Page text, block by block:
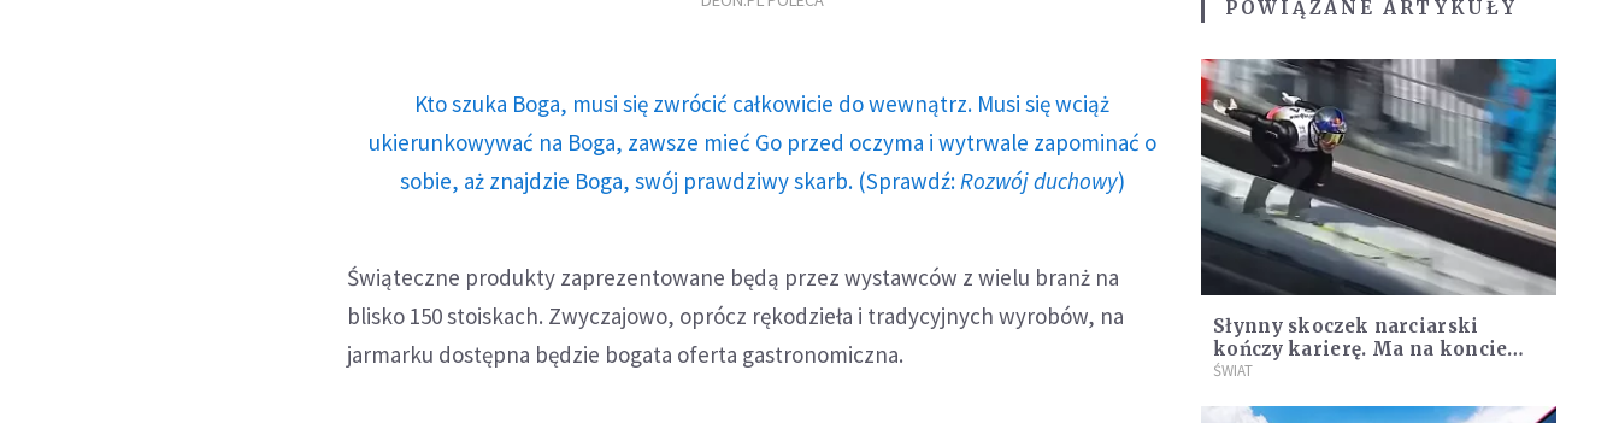
Kto szuka Boga, musi się zwrócić całkowicie do wewnątrz. Musi się wciąż
ukierunkowywać na Boga, zawsze mieć Go przed oczyma i wytrwale zapominać o
sobie, aż znajdzie Boga, swój prawdziwy skarb. (Sprawdź: Rozwój duchowy)
Świąteczne produkty zaprezentowane będą przez wystawców z wielu branż na
blisko 150 stoiskach. Zwyczajowo, oprócz rękodzieła i tradycyjnych wyrobów, na
jarmarku dostępna będzie bogata oferta gastronomiczna.
POWIĄZANE ARTYKUŁY
Słynny skoczek narciarski
kończy karierę. Ma na koncie
wiele zwycięstw
ŚWIAT